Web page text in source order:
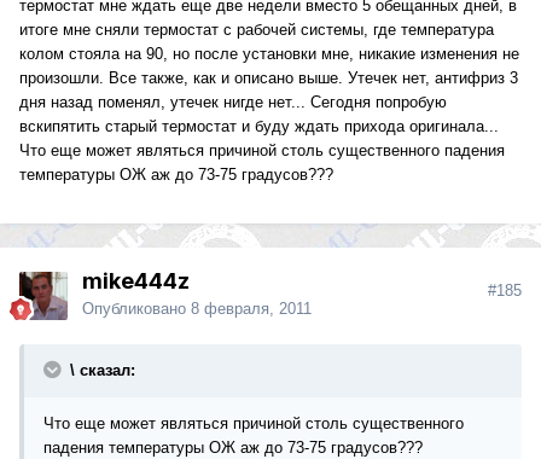
термостат мне ждать еще две недели вместо 5 обещанных дней, в
итоге мне сняли термостат с рабочей системы, где температура
колом стояла на 90, но после установки мне, никакие изменения не
произошли. Все также, как и описано выше. Утечек нет, антифриз 3
дня назад поменял, утечек нигде нет... Сегодня попробую
вскипятить старый термостат и буду ждать прихода оригинала...
Что еще может являться причиной столь существенного падения
температуры ОЖ аж до 73-75 градусов???
mike444z
Опубликовано 8 февраля, 2011
#185
\ сказал:
Что еще может являться причиной столь существенного
падения температуры ОЖ аж до 73-75 градусов???